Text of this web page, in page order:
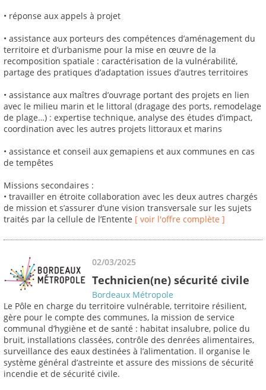
• réponse aux appels à projet
• assistance aux porteurs des compétences d’aménagement du
territoire et d’urbanisme pour la mise en œuvre de la
recomposition spatiale : caractérisation de la vulnérabilité,
partage des pratiques d’adaptation issues d’autres territoires
• assistance aux maîtres d’ouvrage portant des projets en lien
avec le milieu marin et le littoral (dragage des ports, remodelage
de plage…) : expertise technique, analyse des études d’impact,
coordination avec les autres projets littoraux et marins
• assistance et conseil aux gemapiens et aux communes en cas
de tempêtes
Missions secondaires :
• travailler en étroite collaboration avec les deux autres chargés
de mission et s’assurer d’une vision transversale sur les sujets
traités par la cellule de l’Entente [ voir l'offre complète ]
02/03/2025
Technicien(ne) sécurité civile
Bordeaux Métropole
Le Pôle en charge du territoire vulnérable, territoire résilient,
gère pour le compte des communes, la mission de service
communal d’hygiène et de santé : habitat insalubre, police du
bruit, installations classées, contrôle des denrées alimentaires,
surveillance des eaux destinées à l’alimentation. Il organise le
système général d’astreinte et assure des missions de sécurité
incendie et de sécurité civile.